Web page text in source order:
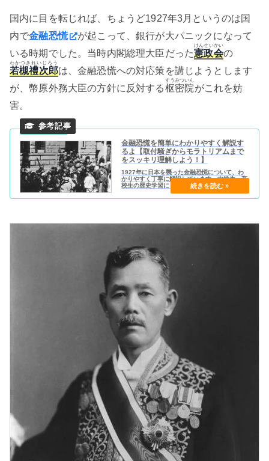
国内に目を転じれば、ちょうど1927年3月というのは国
内で金融恐慌
が起こって、銀行が大パニックになって
いる時期でした。当時内閣総理大臣だった憲政会
けんせいかい
の
若槻禮次郎
わかつきれいじろう
は、金融恐慌への対応策を講じようとします
が、幣原外務大臣の方針に反対する枢密院
すうみついん
がこれを妨
害。
金融恐慌を簡単にわかりやすく解説す
るよ【取付騒ぎからモラトリアムまで
をスッキリ理解しよう！】
1927年に日本を襲った金融恐慌について、わ
かりやすく丁寧に解説しています。中学生・高
校生の歴史学習にもおすすめです。